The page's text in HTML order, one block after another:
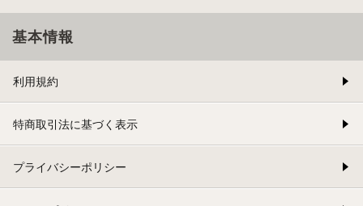
基本情報
利用規約
特商取引法に基づく表示
プライバシーポリシー